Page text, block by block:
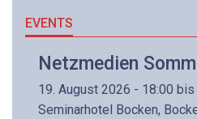
EVENTS
Netzmedien
19. August 2026 - 18:00 bis
Seminarhotel Bocken,